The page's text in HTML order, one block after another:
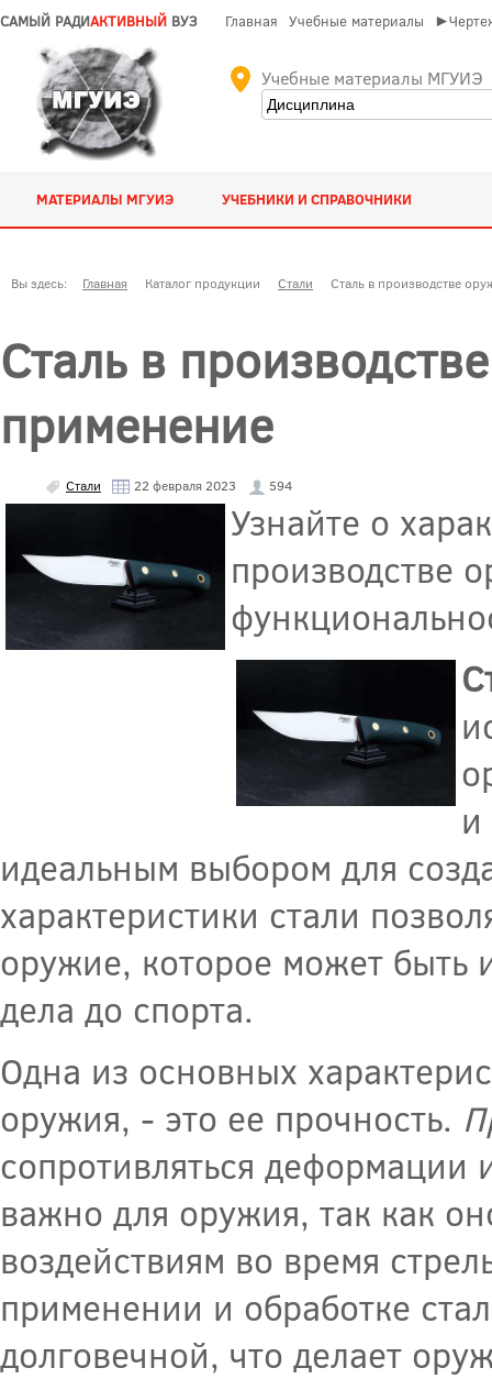
САМЫЙ РАДИАКТИВНЫЙ ВУЗ Главная Учебные материалы
Учебные материалы МГУИЭ
МАТЕРИАЛЫ МГУИЭ УЧЕБНИКИ И СПРАВОЧНИКИ
Вы здесь: Главная Каталог продукции Стали Сталь в производстве
Сталь в
применение
Стали 22 февраля 2023 594
Узнайте о
производстве
и
идеальным выбором для
характеристики стали
оружие, которое может быть
дела до спорта.
Одна из основных
оружия, - это ее прочность.
сопротивляться деформации
важно для оружия, так как
воздействиям во время
применении и обработке
долговечной, что делает